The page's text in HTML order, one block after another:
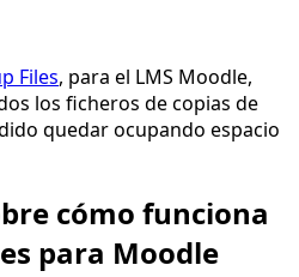
Files, para el LMS Moodle,
los ficheros de copias de
quedar ocupando espacio
cómo funciona
para Moodle